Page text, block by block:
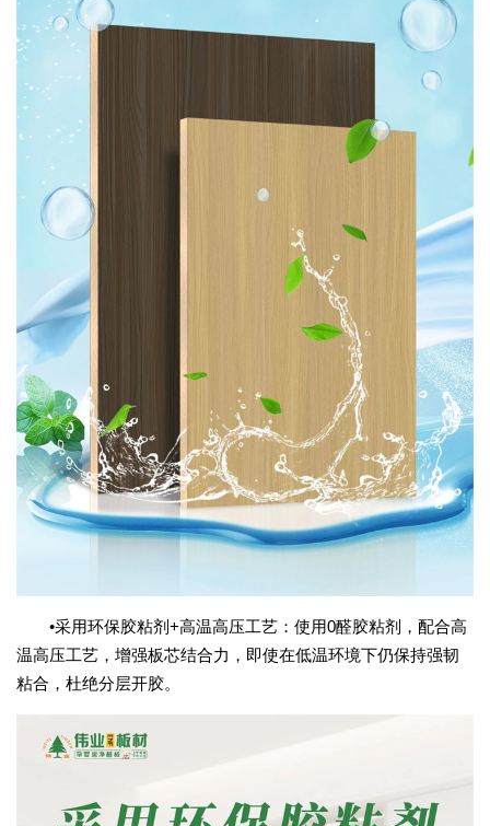
•采用环保胶粘剂+高温高压工艺：使用0醛胶粘剂，配合高
温高压工艺，增强板芯结合力，即使在低温环境下仍保持强韧
粘合，杜绝分层开胶。